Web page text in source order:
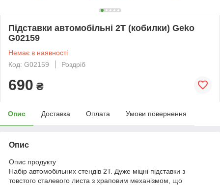
Підставки автомобільні 2T (кобилки) Geko
G02159
Немає в наявності
Код: G02159
Роздріб
690 ₴
Опис Доставка Оплата Умови повернення
Опис
Опис продукту
Набір автомобільних стендів 2Т. Дуже міцні підставки з
товстого сталевого листа з храповим механізмом, що